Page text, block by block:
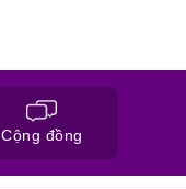
Cộng đồng